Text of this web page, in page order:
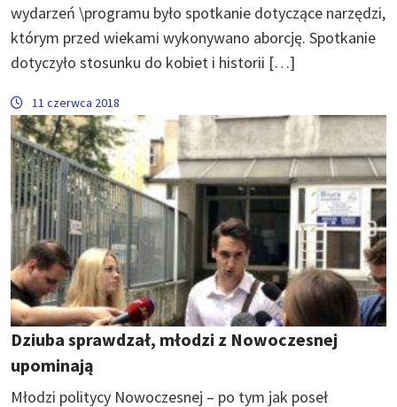
wydarzeń \programu było spotkanie dotyczące narzędzi,
którym przed wiekami wykonywano aborcję. Spotkanie
dotyczyło stosunku do kobiet i historii […]
11 czerwca 2018
Dziuba sprawdzał, młodzi z Nowoczesnej
upominają
Młodzi politycy Nowoczesnej – po tym jak poseł